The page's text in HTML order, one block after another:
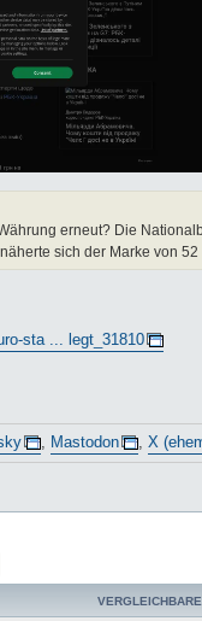
erneut? Die
sich der Marke von
sta ... legt_31810
Mastodon X